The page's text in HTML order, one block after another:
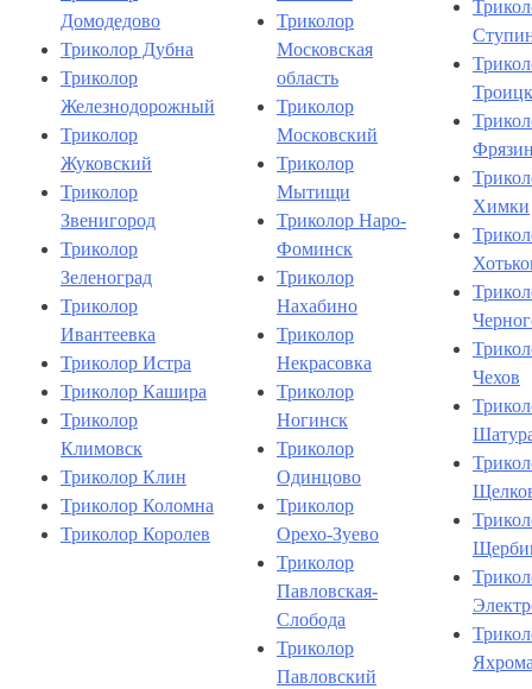
Домодедово
Триколор Дубна
Триколор
Железнодорожный
Триколор
Жуковский
Триколор
Звенигород
Триколор
Зеленоград
Триколор
Ивантеевка
Триколор Истра
Триколор Кашира
Триколор
Климовск
Триколор Клин
Триколор Коломна
Триколор Королев
Триколор
Московская
область
Триколор
Московский
Триколор
Мытищи
Триколор Наро-
Фоминск
Триколор
Нахабино
Триколор
Некрасовка
Триколор
Ногинск
Триколор
Одинцово
Триколор
Орехо-Зуево
Триколор
Павловская-
Слобода
Триколор
Павловский
Троицк
Химки
Чехов